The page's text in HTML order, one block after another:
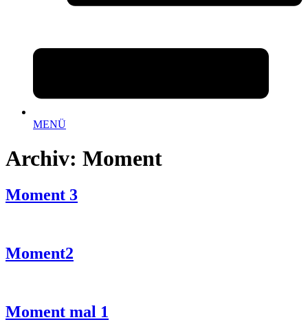
MENÜ
Archiv: Moment
Moment 3
Moment2
Moment mal 1